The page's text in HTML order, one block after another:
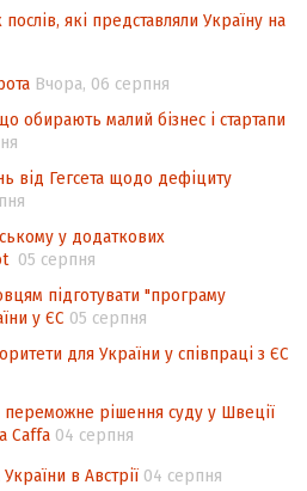
законодавства щодо
повторного
виборців
суспільства
які представляли Україну на
Вчора, 06 серпня
обирають малий бізнес і стартапи
від Гегсета щодо дефіциту
у додаткових
05 серпня
підготувати "програму
у ЄС 05 серпня
для України у співпраці з ЄС
переможне рішення суду у Швеції
Caffa 04 серпня
в Австрії 04 серпня